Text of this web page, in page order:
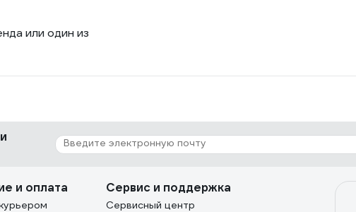
или один из
и оплата Сервис и поддержка
Сервисный центр